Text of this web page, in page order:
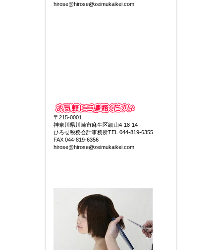
hirose@hirose@zeimukaikei.com
〒215-0001
神奈川県川崎市麻生区細山4-18-14
ひろせ税務会計事務所TEL 044-819-6355
FAX 044-819-6356
hirose@hirose@zeimukaikei.com